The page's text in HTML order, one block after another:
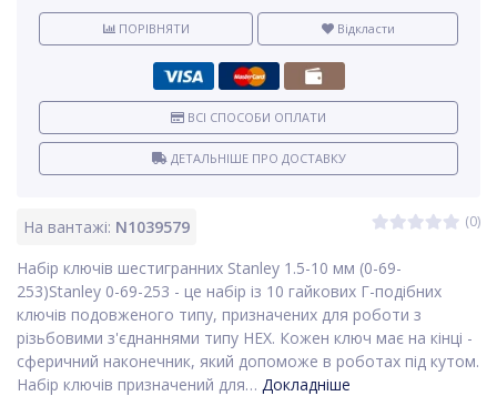
На вантажі: N1039579 (0)
Набір ключів шестигранних Stanley 1.5-10 мм (0-69-
253)Stanley 0-69-253 - це набір із 10 гайкових Г-подібних
ключів подовженого типу, призначених для роботи з
різьбовими з'єднаннями типу HEX. Кожен ключ має на кінці -
сферичний наконечник, який допоможе в роботах під кутом.
Набір ключів призначений для… Докладніше
ПОРІВНЯТИ Відкласти
ВСІ СПОСОБИ ОПЛАТИ
ДЕТАЛЬНІШЕ ПРО ДОСТАВКУ